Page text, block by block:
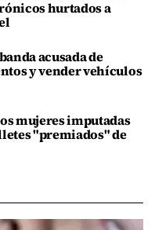
hurtados a
acusada de
y vender vehículos
mujeres imputadas
"premiados" de